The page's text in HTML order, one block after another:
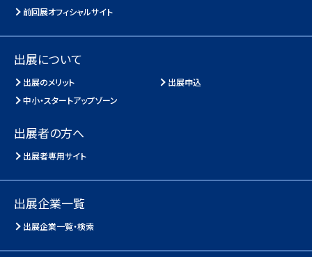
前回展オフィシャルサイト
出展について
出展のメリット
出展申込
中小・スタートアップゾーン
出展者の方へ
出展者専用サイト
出展企業一覧
出展企業一覧・検索